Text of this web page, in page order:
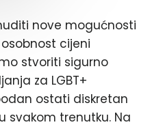
nove mogućnosti
cijeni
stvoriti sigurno
za LGBT+
ostati diskretan
svakom trenutku. Na